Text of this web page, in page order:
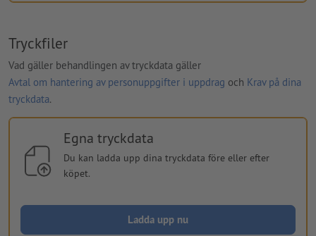
Tryckfiler
Vad gäller behandlingen av tryckdata gäller
Avtal om hantering av personuppgifter i uppdrag och Krav på dina
tryckdata.
Egna tryckdata
Du kan ladda upp dina tryckdata före eller efter
köpet.
Ladda upp nu